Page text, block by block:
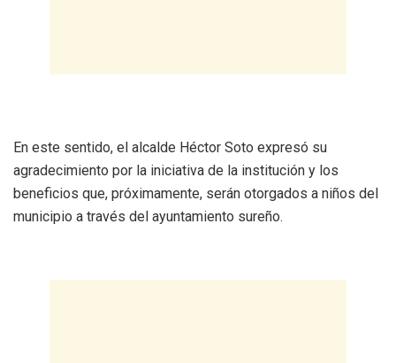
En este sentido, el alcalde Héctor Soto expresó su
agradecimiento por la iniciativa de la institución y los
beneficios que, próximamente, serán otorgados a niños del
municipio a través del ayuntamiento sureño.